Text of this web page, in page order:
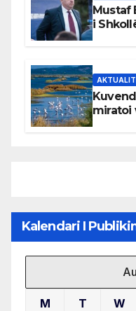
Mustaf
i
miratoi
Kalendari I
M T W